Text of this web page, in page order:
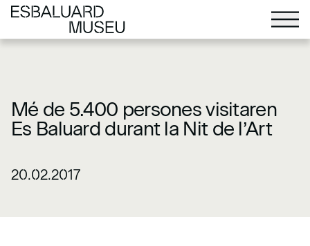
Mé de 5.400 persones visitaren
Es Baluard durant la Nit de l’Art
20.02.2017